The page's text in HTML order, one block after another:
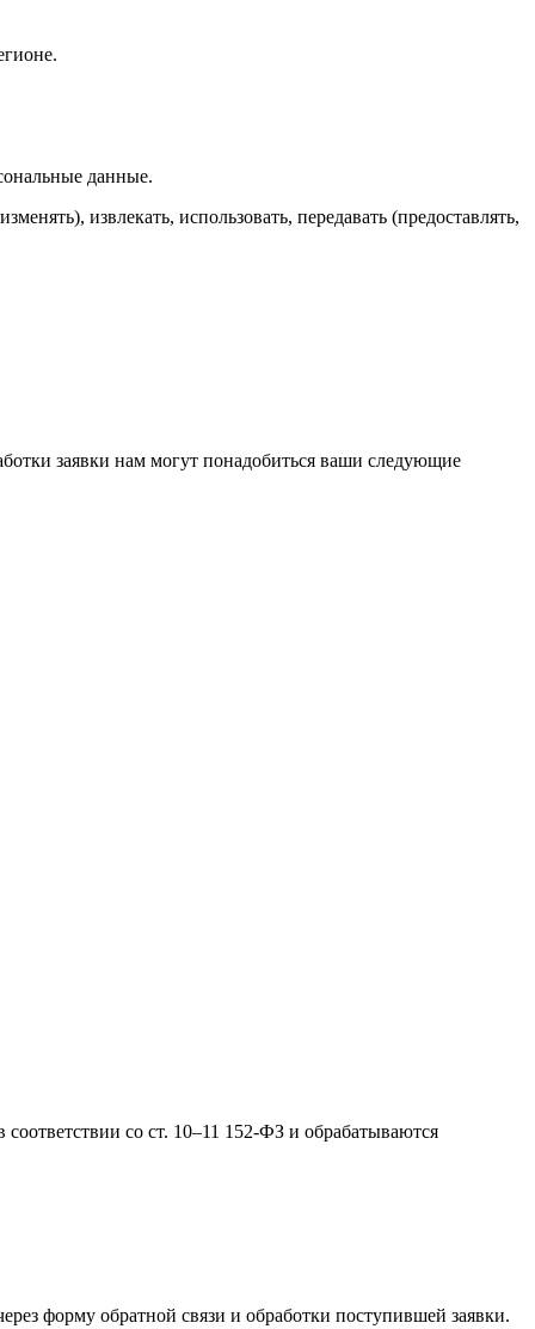
данные.
извлекать, использовать, передавать (предоставлять,
заявки нам могут понадобиться ваши следующие
со ст. 10–11 152-ФЗ и обрабатываются
форму обратной связи и обработки поступившей заявки.